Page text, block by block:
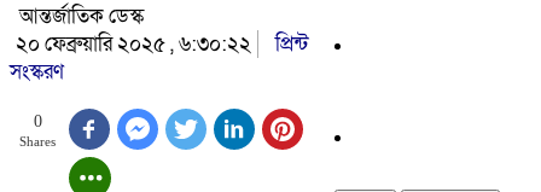
আন্তর্জাতিক ডেস্ক
২০ ফেব্রুয়ারি ২০২৫ , ৬:৩০:২২
প্রিন্ট
সংস্করণ
0
Shares